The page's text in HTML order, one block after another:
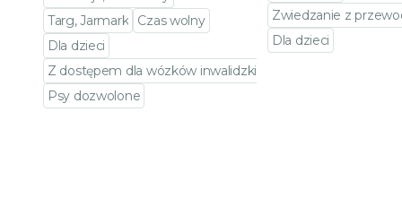
Targ, Jarmark
Czas wolny
Dla dzieci
Z dostępem dla wózków inwalidzkich
Psy dozwolone
Zwiedzanie z
Dla dzieci